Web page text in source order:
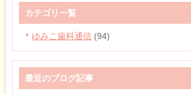
カテゴリ一覧
ゆみこ歯科通信 (94)
最近のブログ記事